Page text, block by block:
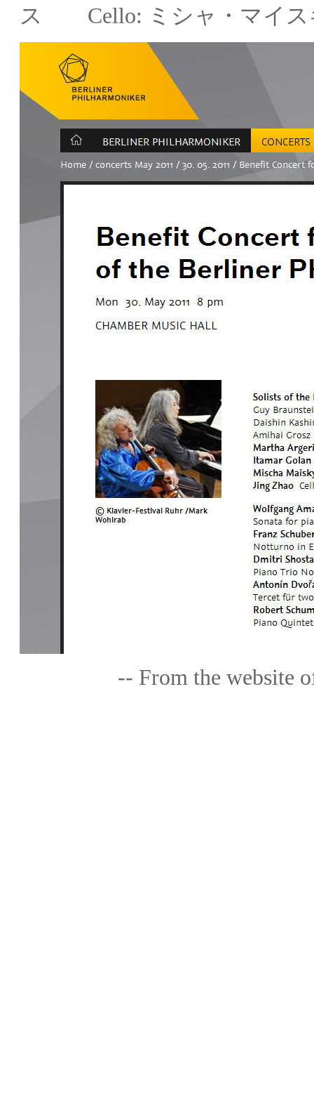
ス Cello: ミシャ・マイ
-- From the website